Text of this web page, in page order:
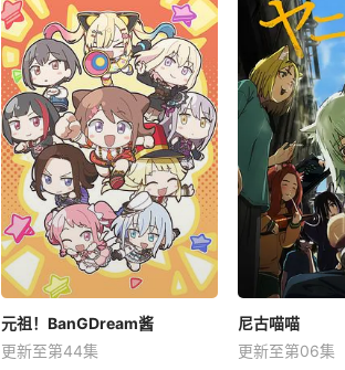
元祖！BanGDream酱
更新至第44集
尼古喵喵
更新至第06集